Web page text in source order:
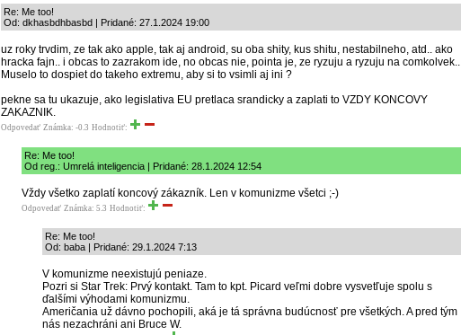
Re: Me too!
Od: dkhasbdhbasbd | Pridané: 27.1.2024 19:00
uz roky trvdim, ze tak ako apple, tak aj android, su oba shity, kus shitu, nestabilneho, atd.. ako
hracka fajn.. i obcas to zazrakom ide, no obcas nie, pointa je, ze ryzuju a ryzuju na comkolvek..
Muselo to dospiet do takeho extremu, aby si to vsimli aj ini ?
pekne sa tu ukazuje, ako legislativa EU pretlaca srandicky a zaplati to VZDY KONCOVY
ZAKAZNIK.
Odpovedať Známka: -0.3 Hodnotiť:
Re: Me too!
Od reg.: Umrelá inteligencia | Pridané: 28.1.2024 12:54
Vždy všetko zaplatí koncový zákazník. Len v komunizme všetci ;-)
Odpovedať Známka: 5.3 Hodnotiť:
Re: Me too!
Od: baba | Pridané: 29.1.2024 7:13
V komunizme neexistujú peniaze.
Pozri si Star Trek: Prvý kontakt. Tam to kpt. Picard veľmi dobre vysvetľuje spolu s
ďalšími výhodami komunizmu.
Američania už dávno pochopili, aká je tá správna budúcnosť pre všetkých. A pred tým
nás nezachráni ani Bruce W.